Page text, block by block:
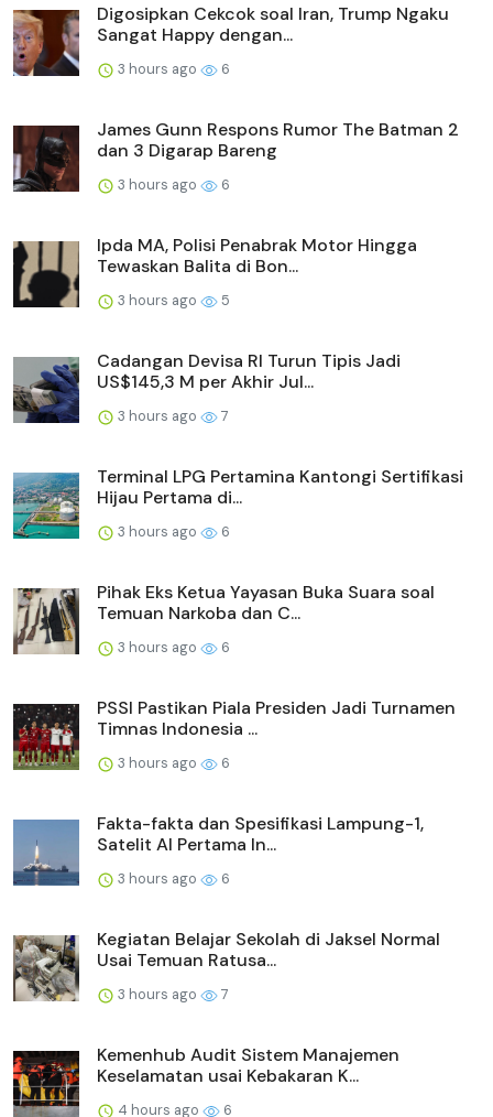
Digosipkan Cekcok soal Iran, Trump Ngaku
Sangat Happy dengan...
3 hours ago 6
James Gunn Respons Rumor The Batman 2
dan 3 Digarap Bareng
3 hours ago 6
Ipda MA, Polisi Penabrak Motor Hingga
Tewaskan Balita di Bon...
3 hours ago 5
Cadangan Devisa RI Turun Tipis Jadi
US$145,3 M per Akhir Jul...
3 hours ago 7
Terminal LPG Pertamina Kantongi Sertifikasi
Hijau Pertama di...
3 hours ago 6
Pihak Eks Ketua Yayasan Buka Suara soal
Temuan Narkoba dan C...
3 hours ago 6
PSSI Pastikan Piala Presiden Jadi Turnamen
Timnas Indonesia ...
3 hours ago 6
Fakta-fakta dan Spesifikasi Lampung-1,
Satelit AI Pertama In...
3 hours ago 6
Kegiatan Belajar Sekolah di Jaksel Normal
Usai Temuan Ratusa...
3 hours ago 7
Kemenhub Audit Sistem Manajemen
Keselamatan usai Kebakaran K...
4 hours ago 6